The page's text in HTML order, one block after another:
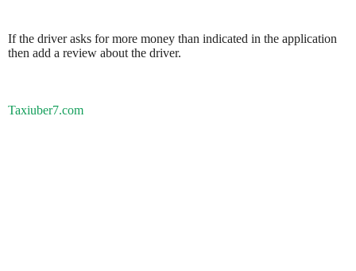
If the driver asks for more money than indicated in the application
then add a review about the driver.
Taxiuber7.com